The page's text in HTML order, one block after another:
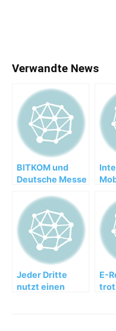
Verwandte News
BITKOM und
Deutsche Messe
Zusammenarbeit
bei der CeBIT
aus
Jeder Dritte
nutzt einen
E-